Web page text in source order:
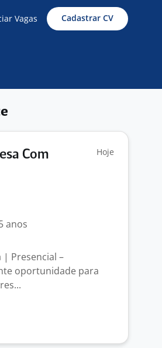
Vagas Cadastrar CV
Com
Hoje
anos
| Presencial –
oportunidade para